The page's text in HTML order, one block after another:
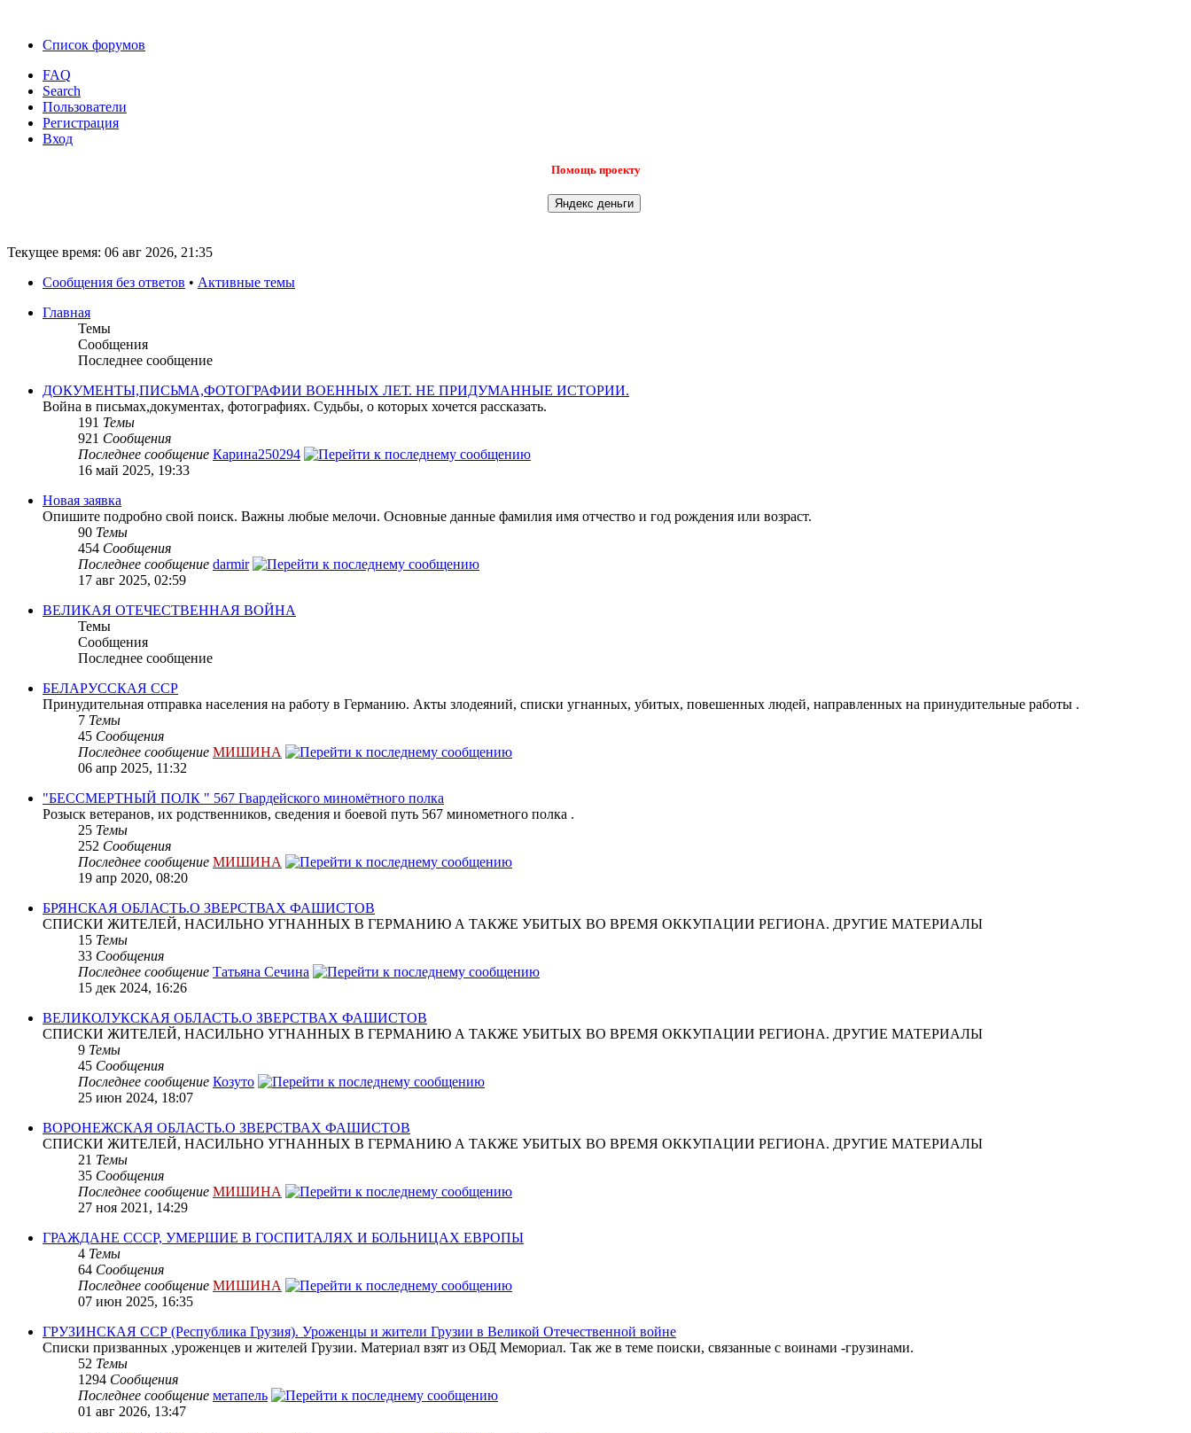
Список форумов
FAQ
Search
Пользователи
Регистрация
Вход
Помощь проекту
Текущее время: 06 авг 2026, 21:35
Сообщения без ответов • Активные темы
Главная
Темы
Сообщения
Последнее сообщение
ДОКУМЕНТЫ,ПИСЬМА,ФОТОГРАФИИ ВОЕННЫХ ЛЕТ. НЕ ПРИДУМАННЫЕ ИСТОРИИ.
Война в письмах,документах, фотографиях. Судьбы, о которых хочется рассказать.
191 Темы
921 Сообщения
Последнее сообщение Карина250294
16 май 2025, 19:33
Новая заявка
Опишите подробно свой поиск. Важны любые мелочи. Основные данные фамилия имя отчество и год рождения или возраст.
90 Темы
454 Сообщения
Последнее сообщение darmir
17 авг 2025, 02:59
ВЕЛИКАЯ ОТЕЧЕСТВЕННАЯ ВОЙНА
Темы
Сообщения
Последнее сообщение
БЕЛАРУССКАЯ ССР
Принудительная отправка населения на работу в Германию. Акты злодеяний, списки угнанных, убитых, повешенных людей, направленных на принудительные работы .
7 Темы
45 Сообщения
Последнее сообщение МИШИНА
06 апр 2025, 11:32
"БЕССМЕРТНЫЙ ПОЛК " 567 Гвардейского миномётного полка
Розыск ветеранов, их родственников, сведения и боевой путь 567 минометного полка .
25 Темы
252 Сообщения
Последнее сообщение МИШИНА
19 апр 2020, 08:20
БРЯНСКАЯ ОБЛАСТЬ.О ЗВЕРСТВАХ ФАШИСТОВ
СПИСКИ ЖИТЕЛЕЙ, НАСИЛЬНО УГНАННЫХ В ГЕРМАНИЮ А ТАКЖЕ УБИТЫХ ВО ВРЕМЯ ОККУПАЦИИ РЕГИОНА. ДРУГИЕ МАТЕРИАЛЫ
15 Темы
33 Сообщения
Последнее сообщение Татьяна Сечина
15 дек 2024, 16:26
ВЕЛИКОЛУКСКАЯ ОБЛАСТЬ.О ЗВЕРСТВАХ ФАШИСТОВ
СПИСКИ ЖИТЕЛЕЙ, НАСИЛЬНО УГНАННЫХ В ГЕРМАНИЮ А ТАКЖЕ УБИТЫХ ВО ВРЕМЯ ОККУПАЦИИ РЕГИОНА. ДРУГИЕ МАТЕРИАЛЫ
9 Темы
45 Сообщения
Последнее сообщение Козуто
25 июн 2024, 18:07
ВОРОНЕЖСКАЯ ОБЛАСТЬ.О ЗВЕРСТВАХ ФАШИСТОВ
СПИСКИ ЖИТЕЛЕЙ, НАСИЛЬНО УГНАННЫХ В ГЕРМАНИЮ А ТАКЖЕ УБИТЫХ ВО ВРЕМЯ ОККУПАЦИИ РЕГИОНА. ДРУГИЕ МАТЕРИАЛЫ
21 Темы
35 Сообщения
Последнее сообщение МИШИНА
27 ноя 2021, 14:29
ГРАЖДАНЕ СССР, УМЕРШИЕ В ГОСПИТАЛЯХ И БОЛЬНИЦАХ ЕВРОПЫ
4 Темы
64 Сообщения
Последнее сообщение МИШИНА
07 июн 2025, 16:35
ГРУЗИНСКАЯ ССР (Республика Грузия). Уроженцы и жители Грузии в Великой Отечественной войне
Списки призванных ,уроженцев и жителей Грузии. Материал взят из ОБД Мемориал. Так же в теме поиски, связанные с воинами -грузинами.
52 Темы
1294 Сообщения
Последнее сообщение метапель
01 авг 2026, 13:47